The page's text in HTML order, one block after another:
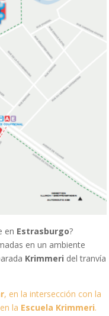
en Estrasburgo?
en un ambiente
Krimmeri del tranvía
, en la intersección con la
la Escuela Krimmeri.